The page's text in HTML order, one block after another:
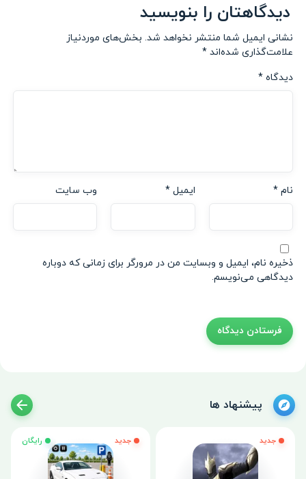
دیدگاهتان را بنویسید
نشانی ایمیل شما منتشر نخواهد شد. بخش‌های موردنیاز
علامت‌گذاری شده‌اند *
دیدگاه *
نام * ایمیل* وب‌ سایت
ذخیره نام، ایمیل و وبسایت من در مرورگر برای زمانی که دوباره
دیدگاهی می‌نویسم.
پیشنهاد ها
جدید جدید رایگان